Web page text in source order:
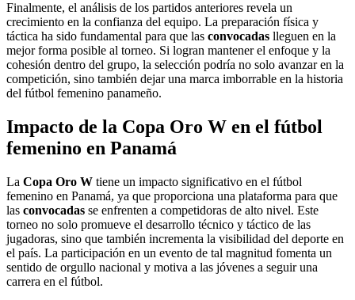
Finalmente, el análisis de los partidos anteriores revela un
crecimiento en la confianza del equipo. La preparación física y
táctica ha sido fundamental para que las convocadas lleguen en la
mejor forma posible al torneo. Si logran mantener el enfoque y la
cohesión dentro del grupo, la selección podría no solo avanzar en la
competición, sino también dejar una marca imborrable en la historia
del fútbol femenino panameño.
Impacto de la Copa Oro W en el fútbol
femenino en Panamá
La Copa Oro W tiene un impacto significativo en el fútbol
femenino en Panamá, ya que proporciona una plataforma para que
las convocadas se enfrenten a competidoras de alto nivel. Este
torneo no solo promueve el desarrollo técnico y táctico de las
jugadoras, sino que también incrementa la visibilidad del deporte en
el país. La participación en un evento de tal magnitud fomenta un
sentido de orgullo nacional y motiva a las jóvenes a seguir una
carrera en el fútbol.